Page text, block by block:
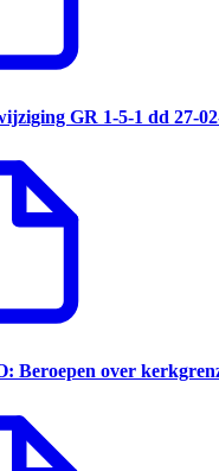
GR 1-5-1 dd 27-
Beroepen over